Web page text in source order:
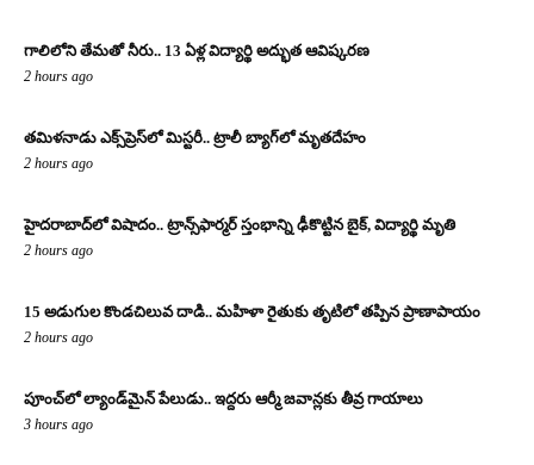
గాలిలోని తేమతో నీరు.. 13 ఏళ్ల విద్యార్థి అద్భుత ఆవిష్కరణ
2 hours ago
తమిళనాడు ఎక్స్‌ప్రెస్‌లో మిస్టరీ.. ట్రాలీ బ్యాగ్‌లో మృతదేహం
2 hours ago
హైదరాబాద్‌లో విషాదం.. ట్రాన్స్‌ఫార్మర్ స్తంభాన్ని ఢీకొట్టిన బైక్, విద్యార్థి మృతి
2 hours ago
15 అడుగుల కొండచిలువ దాడి.. మహిళా రైతుకు తృటిలో తప్పిన ప్రాణాపాయం
2 hours ago
పూంచ్‌లో ల్యాండ్‌మైన్ పేలుడు.. ఇద్దరు ఆర్మీ జవాన్లకు తీవ్ర గాయాలు
3 hours ago